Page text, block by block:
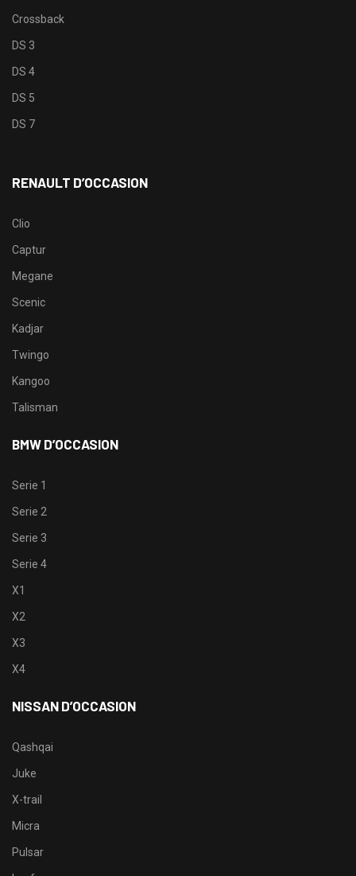
Crossback
DS 3
DS 4
DS 5
DS 7
RENAULT D’OCCASION
Clio
Captur
Megane
Scenic
Kadjar
Twingo
Kangoo
Talisman
BMW D’OCCASION
Serie 1
Serie 2
Serie 3
Serie 4
X1
X2
X3
X4
NISSAN D’OCCASION
Qashqai
Juke
X-trail
Micra
Pulsar